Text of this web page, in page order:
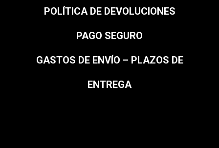
POLÍTICA DE DEVOLUCIONES
PAGO SEGURO
GASTOS DE ENVÍO – PLAZOS DE
ENTREGA